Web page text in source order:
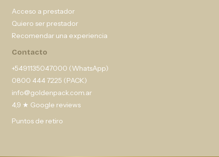
Acceso a prestador
Quiero ser prestador
Recomendar una experiencia
Contacto
+5491135047000 (WhatsApp)
0800 444 7225 (PACK)
info@goldenpack.com.ar
4,9 ★ Google reviews
Puntos de retiro